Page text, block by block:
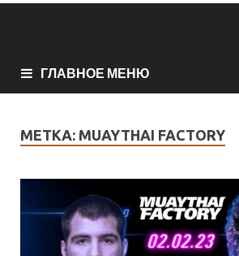
ГЛАВНОЕ МЕНЮ
МЕТКА: MUAYTHAI FACTORY